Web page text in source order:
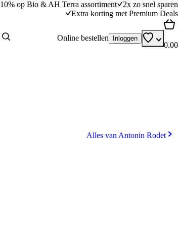
10% op Bio & AH Terra assortiment
2x zo snel sparen
Extra korting met Premium Deals
Online bestellen Inloggen
0.00
Alles van Antonin Rodet